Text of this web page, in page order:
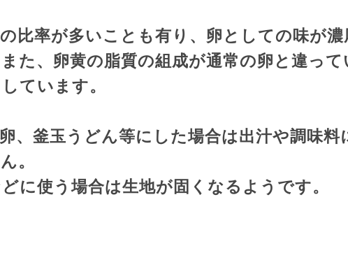
比率が多いことも有り、卵としての味が濃
た、卵黄の脂質の組成が通常の卵と違って
ています。
、釜玉うどん等にした場合は出汁や調味料
。
に使う場合は生地が固くなるようです。